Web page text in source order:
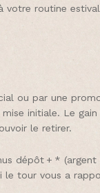
votre routine
ou par une
initiale. Le
le retirer.
dépôt + * (argent
le tour vous a